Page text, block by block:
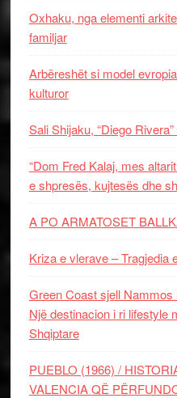
Oxhaku, nga elementi
familjar
Arbëreshët si model
kulturor
Sali Shijaku, “Diego
“Dom Fred Kalaj, mes
e shpresës, kujtesës dhe
A PO ARMATOSET
Kriza e vlerave – Tragjedia
Green Coast sjell
Një destinacion i ri lifestyle
Shqiptare
PUEBLO (1966) /
VALENCIA QË